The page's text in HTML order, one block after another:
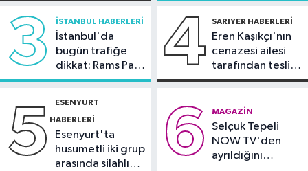
22:02
karşılama
Bahçelievler Haberleri
edilen bina çöktü
3 İSTANBUL HABERLERI
İstanbul'da
bugün trafiğe
dikkat: Rams Park
çevresinde bazı
4 SARIYER HABERLERI
Eren Kaşıkçı'nın
cenazesi ailesi
tarafından teslim
alındı
5 ESENYURT
HABERLERI
Esenyurt'ta
husumetli iki grup
arasında silahlı
6 MAGAZIN
Selçuk Tepeli
NOW TV'den
ayrıldığını